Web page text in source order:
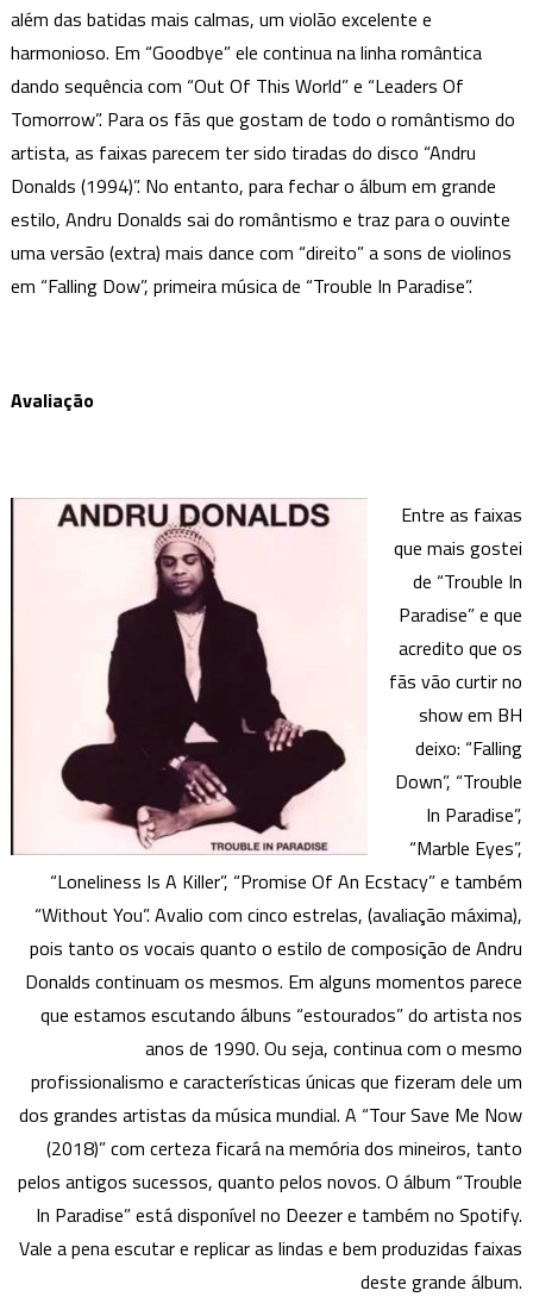
além das batidas mais calmas, um violão excelente e
harmonioso. Em “Goodbye” ele continua na linha romântica
dando sequência com “Out Of This World” e “Leaders Of
Tomorrow”. Para os fãs que gostam de todo o romântismo do
artista, as faixas parecem ter sido tiradas do disco “Andru
Donalds (1994)”. No entanto, para fechar o álbum em grande
estilo, Andru Donalds sai do romântismo e traz para o ouvinte
uma versão (extra) mais dance com “direito” a sons de violinos
em “Falling Dow”, primeira música de “Trouble In Paradise”.
Avaliação
Entre as faixas
que mais gostei
de “Trouble In
Paradise” e que
acredito que os
fãs vão curtir no
show em BH
deixo: “Falling
Down”, “Trouble
In Paradise”,
“Marble Eyes”,
“Loneliness Is A Killer”, “Promise Of An Ecstacy” e também
“Without You”. Avalio com cinco estrelas, (avaliação máxima),
pois tanto os vocais quanto o estilo de composição de Andru
Donalds continuam os mesmos. Em alguns momentos parece
que estamos escutando álbuns “estourados” do artista nos
anos de 1990. Ou seja, continua com o mesmo
profissionalismo e características únicas que fizeram dele um
dos grandes artistas da música mundial. A “Tour Save Me Now
(2018)” com certeza ficará na memória dos mineiros, tanto
pelos antigos sucessos, quanto pelos novos. O álbum “Trouble
In Paradise” está disponível no Deezer e também no Spotify.
Vale a pena escutar e replicar as lindas e bem produzidas faixas
deste grande álbum.